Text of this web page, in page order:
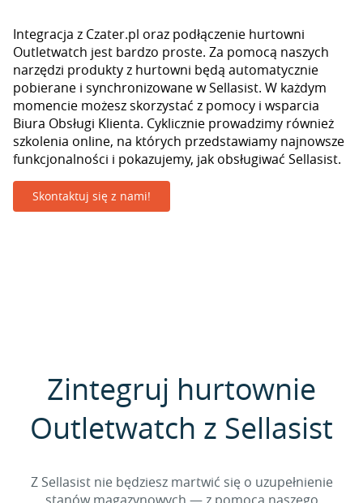
Integracja z Czater.pl oraz podłączenie hurtowni
Outletwatch jest bardzo proste. Za pomocą naszych
narzędzi produkty z hurtowni będą automatycznie
pobierane i synchronizowane w Sellasist. W każdym
momencie możesz skorzystać z pomocy i wsparcia
Biura Obsługi Klienta. Cyklicznie prowadzimy również
szkolenia online, na których przedstawiamy najnowsze
funkcjonalności i pokazujemy, jak obsługiwać Sellasist.
Skontaktuj się z nami!
Zintegruj hurtownie
Outletwatch z Sellasist
Z Sellasist nie będziesz martwić się o uzupełnienie